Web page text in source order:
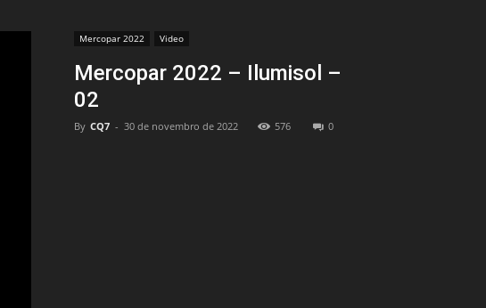
Mercopar 2022 Video
Mercopar 2022 – Ilumisol –
02
By CQ7 - 30 de novembro de 2022 576 0